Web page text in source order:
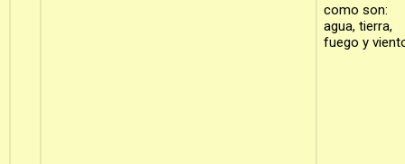
como son:
agua, tierra,
fuego y